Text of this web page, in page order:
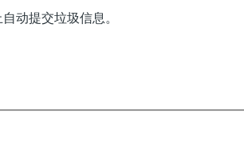
动提交垃圾信息。